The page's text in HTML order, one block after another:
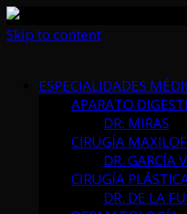
Skip to content
ESPECIALIDADES
APARATO
DR. MIRAS
CIRUGÍA
DR. GARCÍA
CIRUGÍA
DR. DE LA